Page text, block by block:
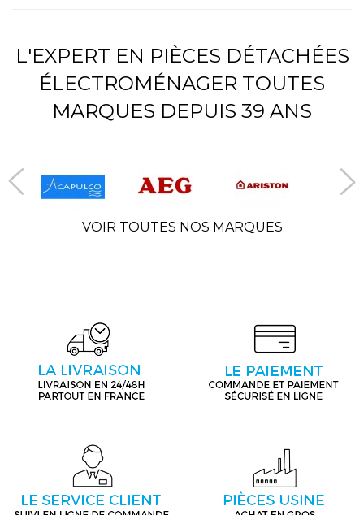
L'EXPERT EN PIÈCES DÉTACHÉES
ÉLECTROMÉNAGER TOUTES
MARQUES DEPUIS 39 ANS
VOIR TOUTES NOS MARQUES